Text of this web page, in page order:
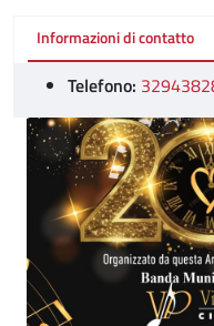
Informazioni di contatto
Telefono: